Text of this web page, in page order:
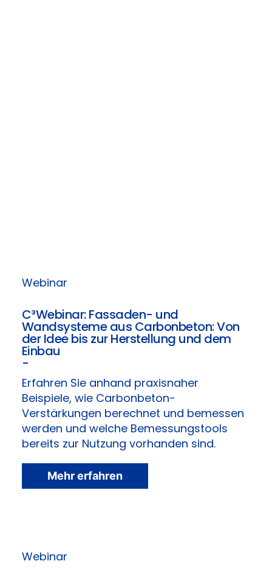
Webinar
C³Webinar: Fassaden- und
Wandsysteme aus Carbonbeton: Von
der Idee bis zur Herstellung und dem
Einbau
-
Erfahren Sie anhand praxisnaher
Beispiele, wie Carbonbeton-
Verstärkungen berechnet und bemessen
werden und welche Bemessungstools
bereits zur Nutzung vorhanden sind.
Mehr erfahren
Webinar